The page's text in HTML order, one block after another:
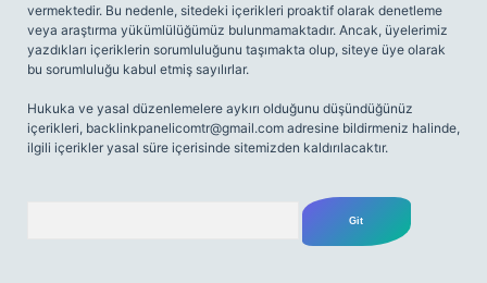
vermektedir. Bu nedenle, sitedeki içerikleri proaktif olarak denetleme
veya araştırma yükümlülüğümüz bulunmamaktadır. Ancak, üyelerimiz
yazdıkları içeriklerin sorumluluğunu taşımakta olup, siteye üye olarak
bu sorumluluğu kabul etmiş sayılırlar.
Hukuka ve yasal düzenlemelere aykırı olduğunu düşündüğünüz
içerikleri, backlinkpanelicomtr@gmail.com adresine bildirmeniz halinde,
ilgili içerikler yasal süre içerisinde sitemizden kaldırılacaktır.